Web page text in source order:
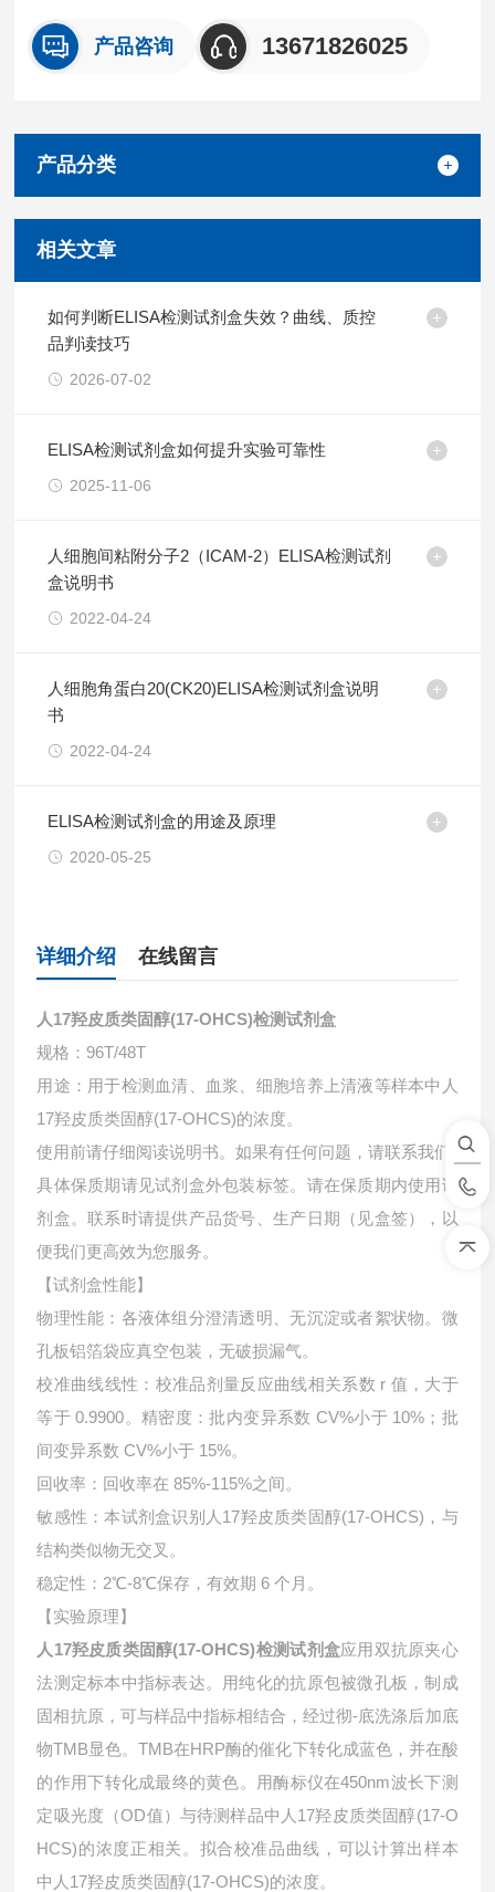
产品咨询 13671826025
产品分类
相关文章
如何判断ELISA检测试剂盒失效？曲线、质控
品判读技巧
2026-07-02
ELISA检测试剂盒如何提升实验可靠性
2025-11-06
人细胞间粘附分子2（ICAM-2）ELISA检测试剂
盒说明书
2022-04-24
人细胞角蛋白20(CK20)ELISA检测试剂盒说明
书
2022-04-24
ELISA检测试剂盒的用途及原理
2020-05-25
详细介绍 在线留言
人17羟皮质类固醇(17-OHCS)检测试剂盒
规格：96T/48T
用途：用于检测血清、血浆、细胞培养上清液等样本中 人
17羟皮质类固醇(17-OHCS)的浓度。
使用前请仔细阅读说明书。如果有任何问题，请联系我们
具体保质期请见试剂盒外包装标签。请在保质期内使用试
剂盒。联系时请提供产品货号、生产日期（见盒签），以
便我们更高效为您服务。
【试剂盒性能】
物理性能：各液体组分澄清透明、无沉淀或者絮状物。微
孔板铝箔袋应真空包装，无破损漏气。
校准曲线线性：校准品剂量反应曲线相关系数 r 值，大于
等于 0.9900。精密度：批内变异系数 CV%小于 10%；批
间变异系数 CV%小于 15%。
回收率：回收率在 85%-115%之间。
敏感性：本试剂盒识别 人17羟皮质类固醇(17-OHCS)，与
结构类似物无交叉。
稳定性：2℃-8℃保存，有效期 6 个月。
【实验原理】
人17羟皮质类固醇(17-OHCS)检测试剂盒应用双抗原夹心
法测定标本中指标表达。用纯化的抗原包被微孔板，制成
固相抗原，可与样品中指标相结合，经过彻-底洗涤后加底
物TMB显色。TMB在HRP酶的催化下转化成蓝色，并在酸
的作用下转化成最终的黄色。用酶标仪在450nm波长下测
定吸光度（OD值）与待测样品中 人17羟皮质类固醇(17-O
HCS)的浓度正相关。拟合校准品曲线，可以计算出样本
中 人17羟皮质类固醇(17-OHCS)的浓度。